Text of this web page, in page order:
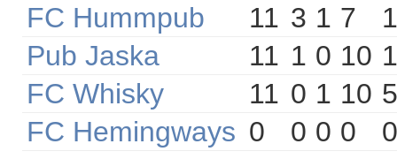
FC Hummpub
11 3 1 7
Pub Jaska
11 1 0 10
FC Whisky
11 0 1 10 5
FC Hemingways 0 0 0 0 0